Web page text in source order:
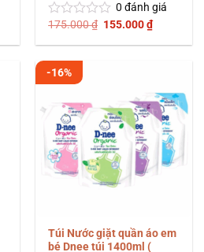
Được
0
5
0 đánh giá
175.000₫ Giá
là:
155.000₫Giá
hiện
tại
-16%
Túi Nước giặt quần áo em
bé Dnee túi 1400ml (